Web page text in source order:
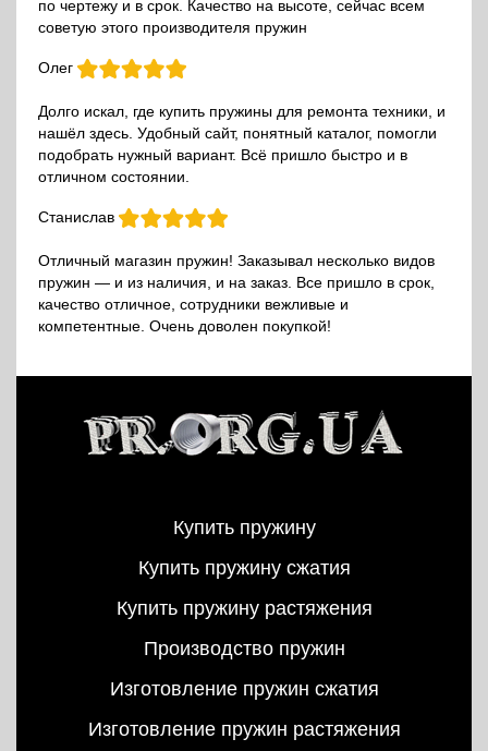
по чертежу и в срок. Качество на высоте, сейчас всем
советую этого производителя пружин
Олег
Долго искал, где купить пружины для ремонта техники, и
нашёл здесь. Удобный сайт, понятный каталог, помогли
подобрать нужный вариант. Всё пришло быстро и в
отличном состоянии.
Станислав
Отличный магазин пружин! Заказывал несколько видов
пружин — и из наличия, и на заказ. Все пришло в срок,
качество отличное, сотрудники вежливые и
компетентные. Очень доволен покупкой!
Купить пружину
Купить пружину сжатия
Купить пружину растяжения
Производство пружин
Изготовление пружин сжатия
Изготовление пружин растяжения